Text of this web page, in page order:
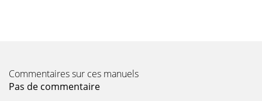
Commentaires sur ces manuels
Pas de commentaire